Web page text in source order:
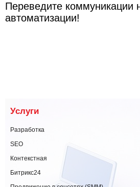
Переведите коммуникации
автоматизации!
Услуги
Разработка
SEO
Контекстная
Битрикс24